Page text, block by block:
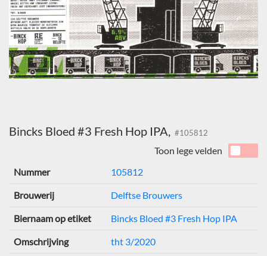
Bincks Bloed #3 Fresh Hop IPA, #105812
Toon lege velden
Nummer
105812
Brouwerij Delftse Brouwers
Biernaam op etiket Bincks Bloed #3 Fresh Hop IPA
Omschrijving tht 3/2020